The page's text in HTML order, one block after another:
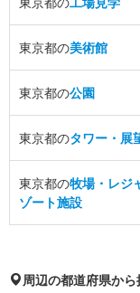
東京都の美術館
東京都の公園
東京都のタワー・展
東京都の牧場・レジ
ゾート施設
周辺の都道府県から